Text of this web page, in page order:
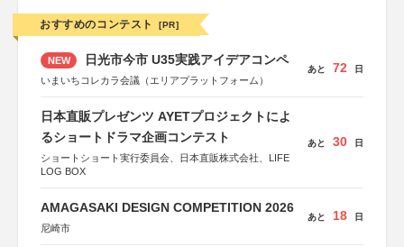
おすすめのコンテスト [PR]
NEW 日光市今市 U35実践アイデアコンペ
いまいちコレカラ会議（エリアプラットフォーム）
あと 72 日
日本直販プレゼンツ AYETプロジェクトによ
るショートドラマ企画コンテスト
ショートショート実行委員会、日本直販株式会社、LIFE
LOG BOX
あと 30 日
AMAGASAKI DESIGN COMPETITION 2026
尼崎市
あと 18 日